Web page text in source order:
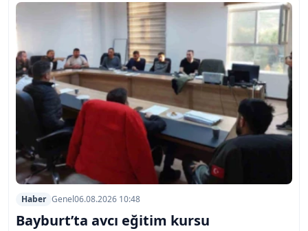
Haber Genel06.08.2026 10:48
Bayburt’ta avcı eğitim kursu